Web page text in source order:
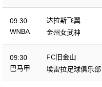
09:30
WNBA
达拉斯飞翼
金州女武神
09:30
巴马甲
FC旧金山
埃雷拉足球俱乐部